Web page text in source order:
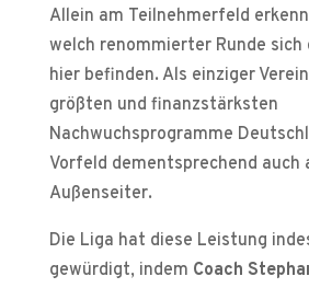
Allein am Teilnehmerfeld
welch renommierter Runde sich
hier befinden. Als einziger
größten und finanzstärksten
Nachwuchsprogramme
Vorfeld dementsprechend auch
Außenseiter.
Die Liga hat diese Leistung
gewürdigt, indem Coach